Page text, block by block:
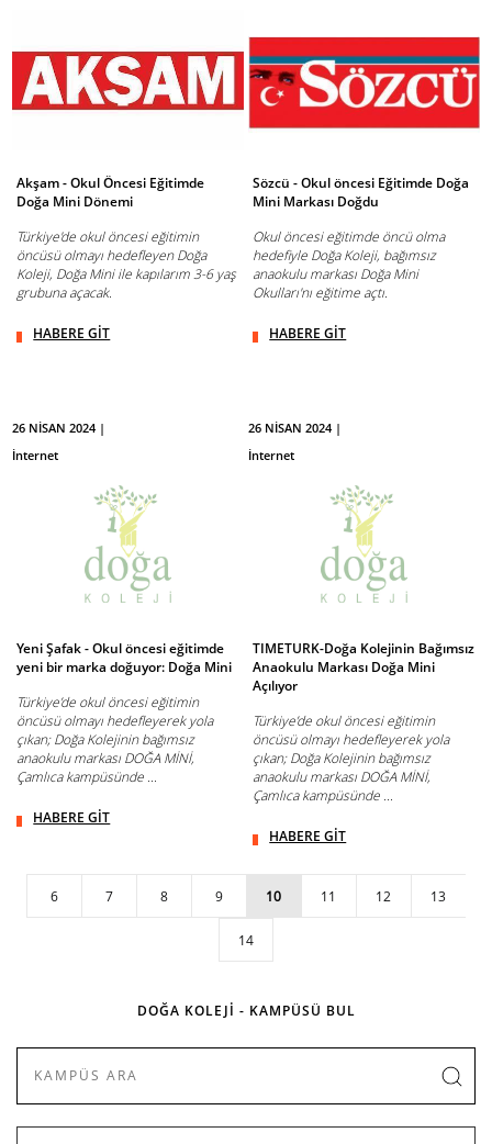
Akşam - Okul Öncesi Eğitimde
Doğa Mini Dönemi
Türkiye'de okul öncesi eğitimin
öncüsü olmayı hedefleyen Doğa
Koleji, Doğa Mini ile kapılarım 3-6 yaş
grubuna açacak.
HABERE GİT
Sözcü - Okul öncesi Eğitimde Doğa
Mini Markası Doğdu
Okul öncesi eğitimde öncü olma
hedefiyle Doğa Koleji, bağımsız
anaokulu markası Doğa Mini
Okulları'nı eğitime açtı.
HABERE GİT
26 NİSAN 2024 |
İnternet
Yeni Şafak - Okul öncesi eğitimde
yeni bir marka doğuyor: Doğa Mini
Türkiye’de okul öncesi eğitimin
öncüsü olmayı hedefleyerek yola
çıkan; Doğa Kolejinin bağımsız
anaokulu markası DOĞA MİNİ,
Çamlıca kampüsünde ...
HABERE GİT
26 NİSAN 2024 |
İnternet
TIMETURK-Doğa Kolejinin Bağımsız
Anaokulu Markası Doğa Mini
Açılıyor
Türkiye’de okul öncesi eğitimin
öncüsü olmayı hedefleyerek yola
çıkan; Doğa Kolejinin bağımsız
anaokulu markası DOĞA MİNİ,
Çamlıca kampüsünde ...
HABERE GİT
6 7 8 9 10 11 12 13
14
DOĞA KOLEJİ - KAMPÜSÜ BUL